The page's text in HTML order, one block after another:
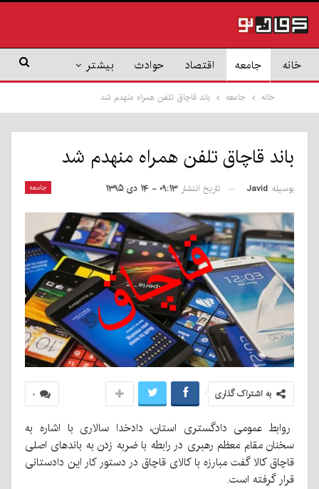
خانه جامعه اقتصاد حوادث بیشتر
خانه جامعه باند قاچاق تلفن همراه منهدم شد
باند قاچاق تلفن همراه منهدم شد
جامعه بوسیله Javid تاریخ انتشار ۰۹:۱۳ - ۱۴ دی ۱۳۹۵
۰ به اشتراک گذاری
روابط عمومی دادگستری استان، دادخدا سالاری با اشاره به
سخنان مقام معظم رهبری در رابطه با ضربه زدن به باندهای اصلی
قاچاق کالا گفت مبارزه با کالای قاچاق در دستور کار این دادستانی
قرار گرفته است.